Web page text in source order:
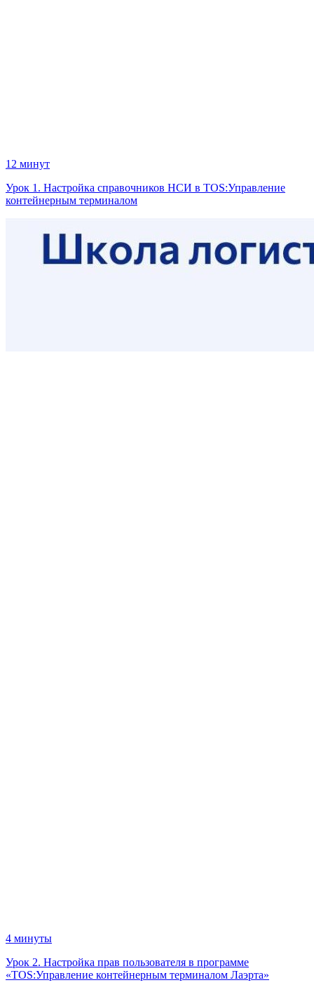
12 минут
Урок 1. Настройка справочников НСИ в TOS:Управление
контейнерным терминалом
4 минуты
Урок 2. Настройка прав пользователя в программе
«TOS:Управление контейнерным терминалом Лаэрта»